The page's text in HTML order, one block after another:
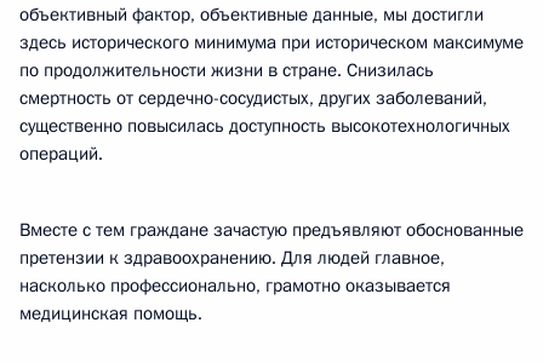
объективный фактор, объективные данные, мы достигли
здесь исторического минимума при историческом максимуме
по продолжительности жизни в стране. Снизилась
смертность от сердечно-сосудистых, других заболеваний,
существенно повысилась доступность высокотехнологичных
операций.
Вместе с тем граждане зачастую предъявляют обоснованные
претензии к здравоохранению. Для людей главное,
насколько профессионально, грамотно оказывается
медицинская помощь.